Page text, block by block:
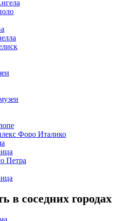
Форо Италико
Петра
в соседних городах